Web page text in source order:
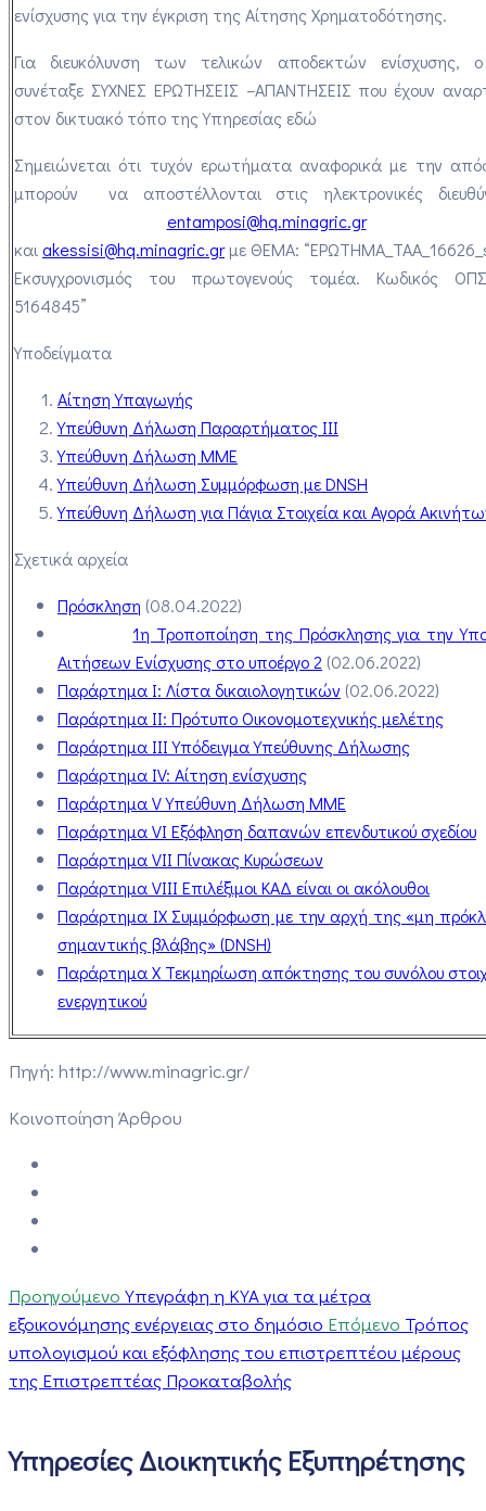
ενίσχυσης για την έγκριση της Αίτησης Χρηματοδότησης.
Για διευκόλυνση των τελικών αποδεκτών ενίσχυσης,
συνέταξε ΣΥΧΝΕΣ ΕΡΩΤΗΣΕΙΣ –ΑΠΑΝΤΗΣΕΙΣ που έχουν
στον δικτυακό τόπο της Υπηρεσίας εδώ
Σημειώνεται ότι τυχόν ερωτήματα αναφορικά με την
μπορούν να αποστέλλονται στις ηλεκτρονικές
entamposi@hq.minagric.gr
και akessisi@hq.minagric.grμε ΘΕΜΑ:
Εκσυγχρονισμός του πρωτογενούς τομέα. Κωδικός
5164845”
Υποδείγματα
Αίτηση Υπαγωγής
Υπεύθυνη Δήλωση Παραρτήματος ΙΙΙ
Υπεύθυνη Δήλωση ΜΜΕ
Υπεύθυνη Δήλωση Συμμόρφωση με DNSH
Υπεύθυνη Δήλωση για Πάγια Στοιχεία και Αγορά
Σχετικά αρχεία
Πρόσκληση (08.04.2022)
1η Τροποποίηση της Πρόσκλησης για την
Αιτήσεων Ενίσχυσης στο υποέργο 2 (02.06.2022)
Παράρτημα Ι: Λίστα δικαιολογητικών (02.06.2022)
Παράρτημα ΙΙ: Πρότυπο Οικονομοτεχνικής μελέτης
Παράρτημα IΙΙ Υπόδειγμα Υπεύθυνης Δήλωσης
Παράρτημα IV: Αίτηση ενίσχυσης
Παράρτημα V Υπεύθυνη Δήλωση ΜΜΕ
Παράρτημα VI Εξόφληση δαπανών επενδυτικού σχεδίου
Παράρτημα VII Πίνακας Κυρώσεων
Παράρτημα VIII Επιλέξιμοι ΚΑΔ είναι οι ακόλουθοι
Παράρτημα IX Συμμόρφωση με την αρχή της «μη
σημαντικής βλάβης» (DNSH)
Παράρτημα X Τεκμηρίωση απόκτησης του συνόλου
ενεργητικού
Πηγή: http://www.minagric.gr/
Κοινοποίηση Άρθρου
Προηγούμενο Υπεγράφη η ΚΥΑ για τα μέτρα
εξοικονόμησης ενέργειας στο δημόσιο Επόμενο Τρόπος
υπολογισμού και εξόφλησης του επιστρεπτέου μέρους
της Επιστρεπτέας Προκαταβολής
Υπηρεσίες Διοικητικής Εξυπηρέτησης